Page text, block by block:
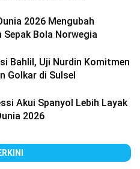
2026 Mengubah
Sepak Bola Norwegia
Bahlil, Uji Nurdin Komitmen
Golkar di Sulsel
Akui Spanyol Lebih Layak
2026